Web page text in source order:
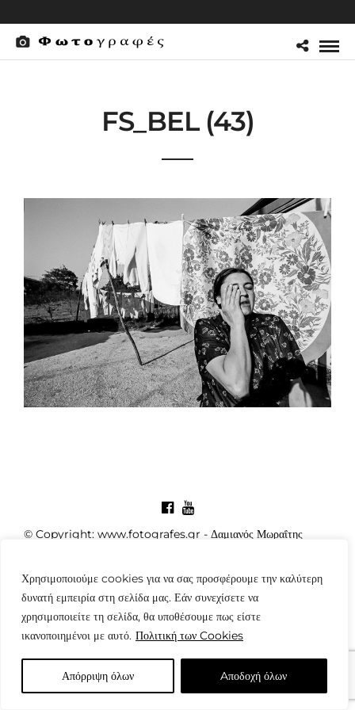
Χρησιμοποιούμε cookies για να σας προσφέρουμε την καλύτερη
δυνατή εμπειρία στη σελίδα μας. Εάν συνεχίσετε να
χρησιμοποιείτε τη σελίδα, θα υποθέσουμε πως είστε
ικανοποιημένοι με αυτό. Πολιτική των Cookies
Απόρριψη όλων Aποδοχή όλων
FS_BEL (43)
© Copyright: www.fotografes.gr - Δαμιανός Μωραΐτης